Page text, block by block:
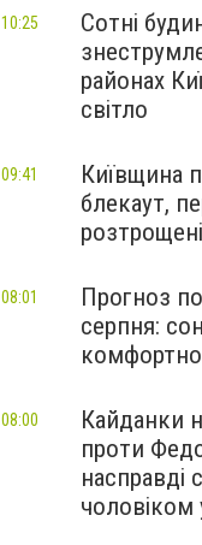
Сотні
районах
світло
10:25
Київщина
блекаут,
09:41
Прогноз
серпня:
08:01
Кайданки
проти
насправді
чоловіком
08:00